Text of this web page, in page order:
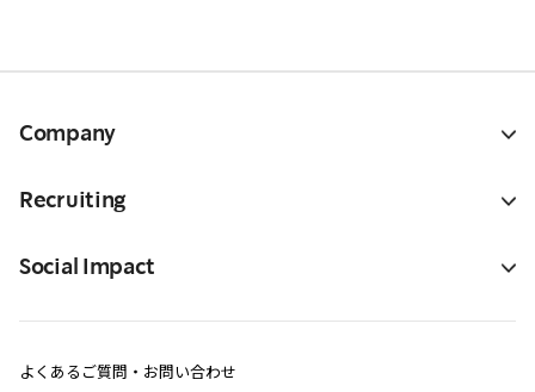
Company
Recruiting
Social Impact
よくあるご質問・お問い合わせ